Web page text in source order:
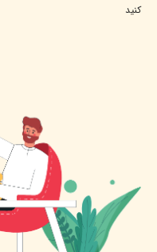
کنید